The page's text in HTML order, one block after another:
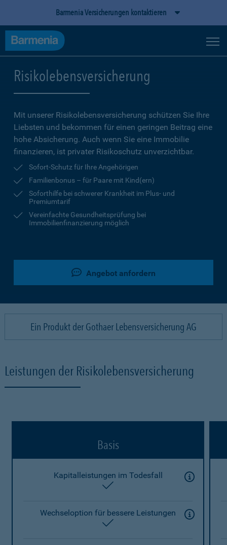
Barmenia Versicherungen kontaktieren
Risikolebensversicherung
Mit unserer Risikolebensversicherung schützen Sie Ihre
Liebsten und bekommen für einen geringen Beitrag eine
hohe Ab­sicherung. Auch wenn Sie eine Immobilie
finanzieren, ist privater Risikoschutz unverzichtbar.
Sofort-Schutz für Ihre Angehörigen
Familienbonus – für Paare mit Kind(ern)
Soforthilfe bei schwerer Krankheit im Plus- und
Premiumtarif
Vereinfachte Gesundheitsprüfung bei
Immobilienfinanzierung möglich
Angebot anfordern
Ein Produkt der Gothaer Lebensversicherung AG
Leistungen der Risikolebensversicherung
Basis
Kapitalleistungen im Todesfall
Wechseloption für bessere Leistungen